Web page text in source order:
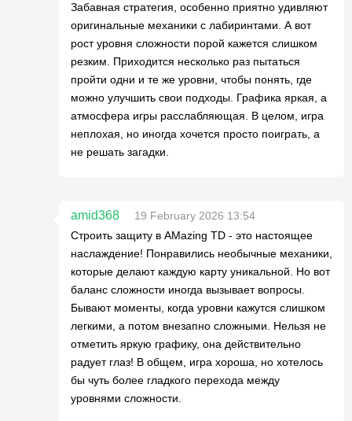
Забавная стратегия, особенно приятно удивляют
оригинальные механики с лабиринтами. А вот
рост уровня сложности порой кажется слишком
резким. Приходится несколько раз пытаться
пройти одни и те же уровни, чтобы понять, где
можно улучшить свои подходы. Графика яркая, а
атмосфера игры расслабляющая. В целом, игра
неплохая, но иногда хочется просто поиграть, а
не решать загадки.
amid368
19 February 2026 13:54
Строить защиту в AMazing TD - это настоящее
наслаждение! Понравились необычные механики,
которые делают каждую карту уникальной. Но вот
баланс сложности иногда вызывает вопросы.
Бывают моменты, когда уровни кажутся слишком
легкими, а потом внезапно сложными. Нельзя не
отметить яркую графику, она действительно
радует глаз! В общем, игра хороша, но хотелось
бы чуть более гладкого перехода между
уровнями сложности.